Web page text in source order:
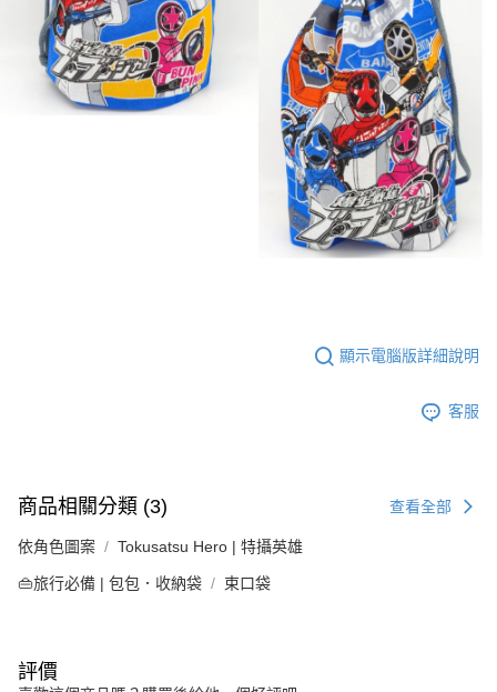
顯示電腦版詳細說明
客服
商品相關分類 (3) 查看全部
依角色圖案 Tokusatsu Hero | 特攝英雄
👜旅行必備 | 包包．收納袋 束口袋
評價